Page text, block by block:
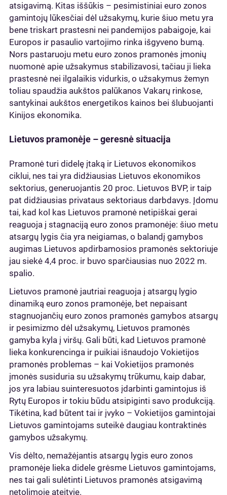
atsigavimą. Kitas iššūkis – pesimistiniai euro zonos
gamintojų lūkesčiai dėl užsakymų, kurie šiuo metu yra
bene triskart prastesni nei pandemijos pabaigoje, kai
Europos ir pasaulio vartojimo rinka išgyveno bumą.
Nors pastaruoju metu euro zonos pramonės įmonių
nuomonė apie užsakymus stabilizavosi, tačiau ji lieka
prastesnė nei ilgalaikis vidurkis, o užsakymus žemyn
toliau spaudžia aukštos palūkanos Vakarų rinkose,
santykinai aukštos energetikos kainos bei šlubuojanti
Kinijos ekonomika.
Lietuvos pramonėje – geresnė situacija
Pramonė turi didelę įtaką ir Lietuvos ekonomikos
ciklui, nes tai yra didžiausias Lietuvos ekonomikos
sektorius, generuojantis 20 proc. Lietuvos BVP, ir taip
pat didžiausias privataus sektoriaus darbdavys. Įdomu
tai, kad kol kas Lietuvos pramonė netipiškai gerai
reaguoja į stagnaciją euro zonos pramonėje: šiuo metu
atsargų lygis čia yra neigiamas, o balandį gamybos
augimas Lietuvos apdirbamosios pramonės sektoriuje
jau siekė 4,4 proc. ir buvo sparčiausias nuo 2022 m.
spalio.
Lietuvos pramonė jautriai reaguoja į atsargų lygio
dinamiką euro zonos pramonėje, bet nepaisant
stagnuojančių euro zonos pramonės gamybos atsargų
ir pesimizmo dėl užsakymų, Lietuvos pramonės
gamyba kyla į viršų. Gali būti, kad Lietuvos pramonė
lieka konkurencinga ir puikiai išnaudojo Vokietijos
pramonės problemas – kai Vokietijos pramonės
įmonės susiduria su užsakymų trūkumu, kaip dabar,
jos yra labiau suinteresuotos įdarbinti gamintojus iš
Rytų Europos ir tokiu būdu atsipiginti savo produkciją.
Tikėtina, kad būtent tai ir įvyko – Vokietijos gamintojai
Lietuvos gamintojams suteikė daugiau kontraktinės
gamybos užsakymų.
Vis dėlto, nemažėjantis atsargų lygis euro zonos
pramonėje lieka didele grėsme Lietuvos gamintojams,
nes tai gali sulėtinti Lietuvos pramonės atsigavimą
netolimoje ateityje.